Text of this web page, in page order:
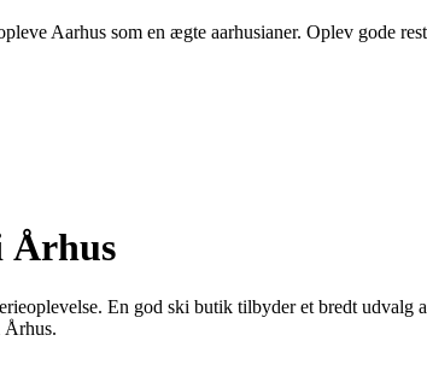
Aarhus som en ægte aarhusianer. Oplev gode
Århus
En god ski butik tilbyder et bredt udvalg
Århus.